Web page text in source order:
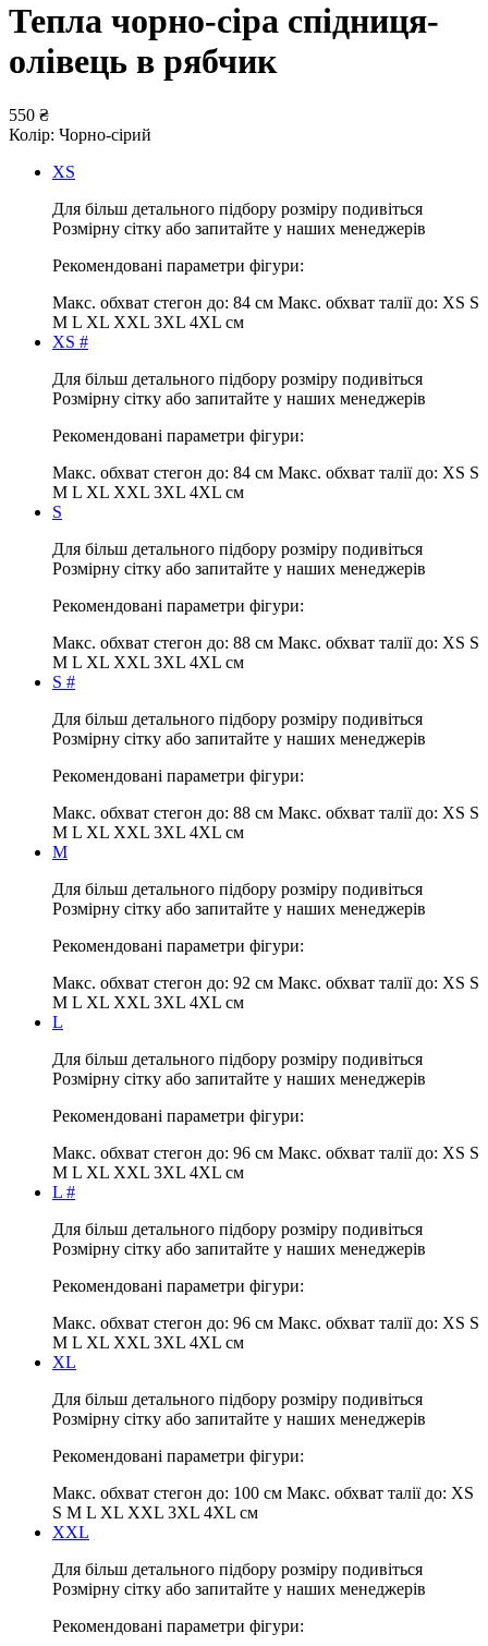
Тепла чорно-сіра спідниця-
олівець в рябчик
550 ₴
Колір: Чорно-сірий
XS
Для більш детального підбору розміру подивіться
Розмірну сітку або запитайте у наших менеджерів
Рекомендовані параметри фігури:
Макс. обхват стегон до: 84 см Макс. обхват талії до: XS S
M L XL XXL 3XL 4XL см
XS #
Для більш детального підбору розміру подивіться
Розмірну сітку або запитайте у наших менеджерів
Рекомендовані параметри фігури:
Макс. обхват стегон до: 84 см Макс. обхват талії до: XS S
M L XL XXL 3XL 4XL см
S
Для більш детального підбору розміру подивіться
Розмірну сітку або запитайте у наших менеджерів
Рекомендовані параметри фігури:
Макс. обхват стегон до: 88 см Макс. обхват талії до: XS S
M L XL XXL 3XL 4XL см
S #
Для більш детального підбору розміру подивіться
Розмірну сітку або запитайте у наших менеджерів
Рекомендовані параметри фігури:
Макс. обхват стегон до: 88 см Макс. обхват талії до: XS S
M L XL XXL 3XL 4XL см
M
Для більш детального підбору розміру подивіться
Розмірну сітку або запитайте у наших менеджерів
Рекомендовані параметри фігури:
Макс. обхват стегон до: 92 см Макс. обхват талії до: XS S
M L XL XXL 3XL 4XL см
L
Для більш детального підбору розміру подивіться
Розмірну сітку або запитайте у наших менеджерів
Рекомендовані параметри фігури:
Макс. обхват стегон до: 96 см Макс. обхват талії до: XS S
M L XL XXL 3XL 4XL см
L #
Для більш детального підбору розміру подивіться
Розмірну сітку або запитайте у наших менеджерів
Рекомендовані параметри фігури:
Макс. обхват стегон до: 96 см Макс. обхват талії до: XS S
M L XL XXL 3XL 4XL см
XL
Для більш детального підбору розміру подивіться
Розмірну сітку або запитайте у наших менеджерів
Рекомендовані параметри фігури:
Макс. обхват стегон до: 100 см Макс. обхват талії до: XS
S M L XL XXL 3XL 4XL см
XXL
Для більш детального підбору розміру подивіться
Розмірну сітку або запитайте у наших менеджерів
Рекомендовані параметри фігури: